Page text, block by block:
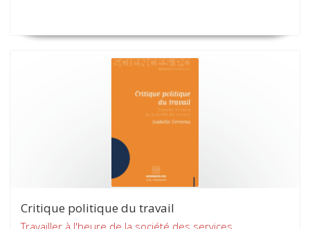
Critique politique du travail
Travailler à l'heure de la société des services